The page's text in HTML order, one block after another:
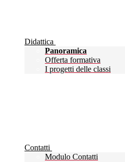
Didattica
Panoramica
Offerta formativa
I progetti delle classi
Contatti
Modulo Contatti